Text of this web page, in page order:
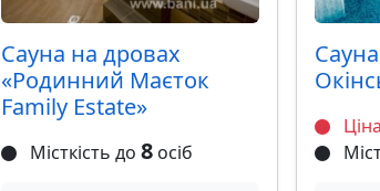
Сауна на дровах
«Родинний Маєток
Family Estate»
Місткість до 8 осіб